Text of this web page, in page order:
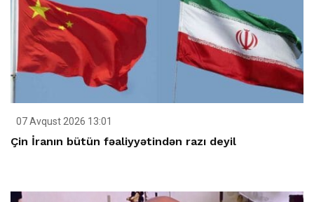
07 Avqust 2026 13:01
Çin İranın bütün fəaliyyətindən razı deyil